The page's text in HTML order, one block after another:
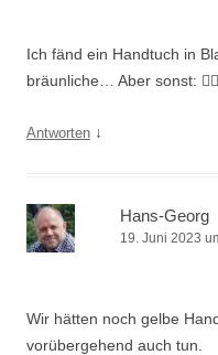
Ich fänd ein Handtuch in
bräunliche… Aber sonst:
Antworten ↓
Hans-Georg
19. Juni 2023
Wir hätten noch gelbe
vorübergehend auch tun.